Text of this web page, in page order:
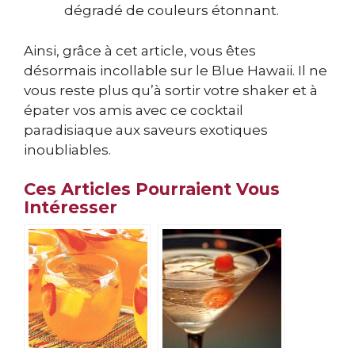
dégradé de couleurs étonnant.
Ainsi, grâce à cet article, vous êtes
désormais incollable sur le Blue Hawaii. Il ne
vous reste plus qu’à sortir votre shaker et à
épater vos amis avec ce cocktail
paradisiaque aux saveurs exotiques
inoubliables.
Ces Articles Pourraient Vous
Intéresser